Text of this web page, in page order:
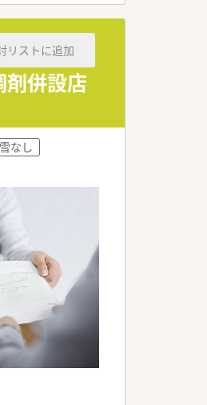
剤併設店
リストに追加
なし